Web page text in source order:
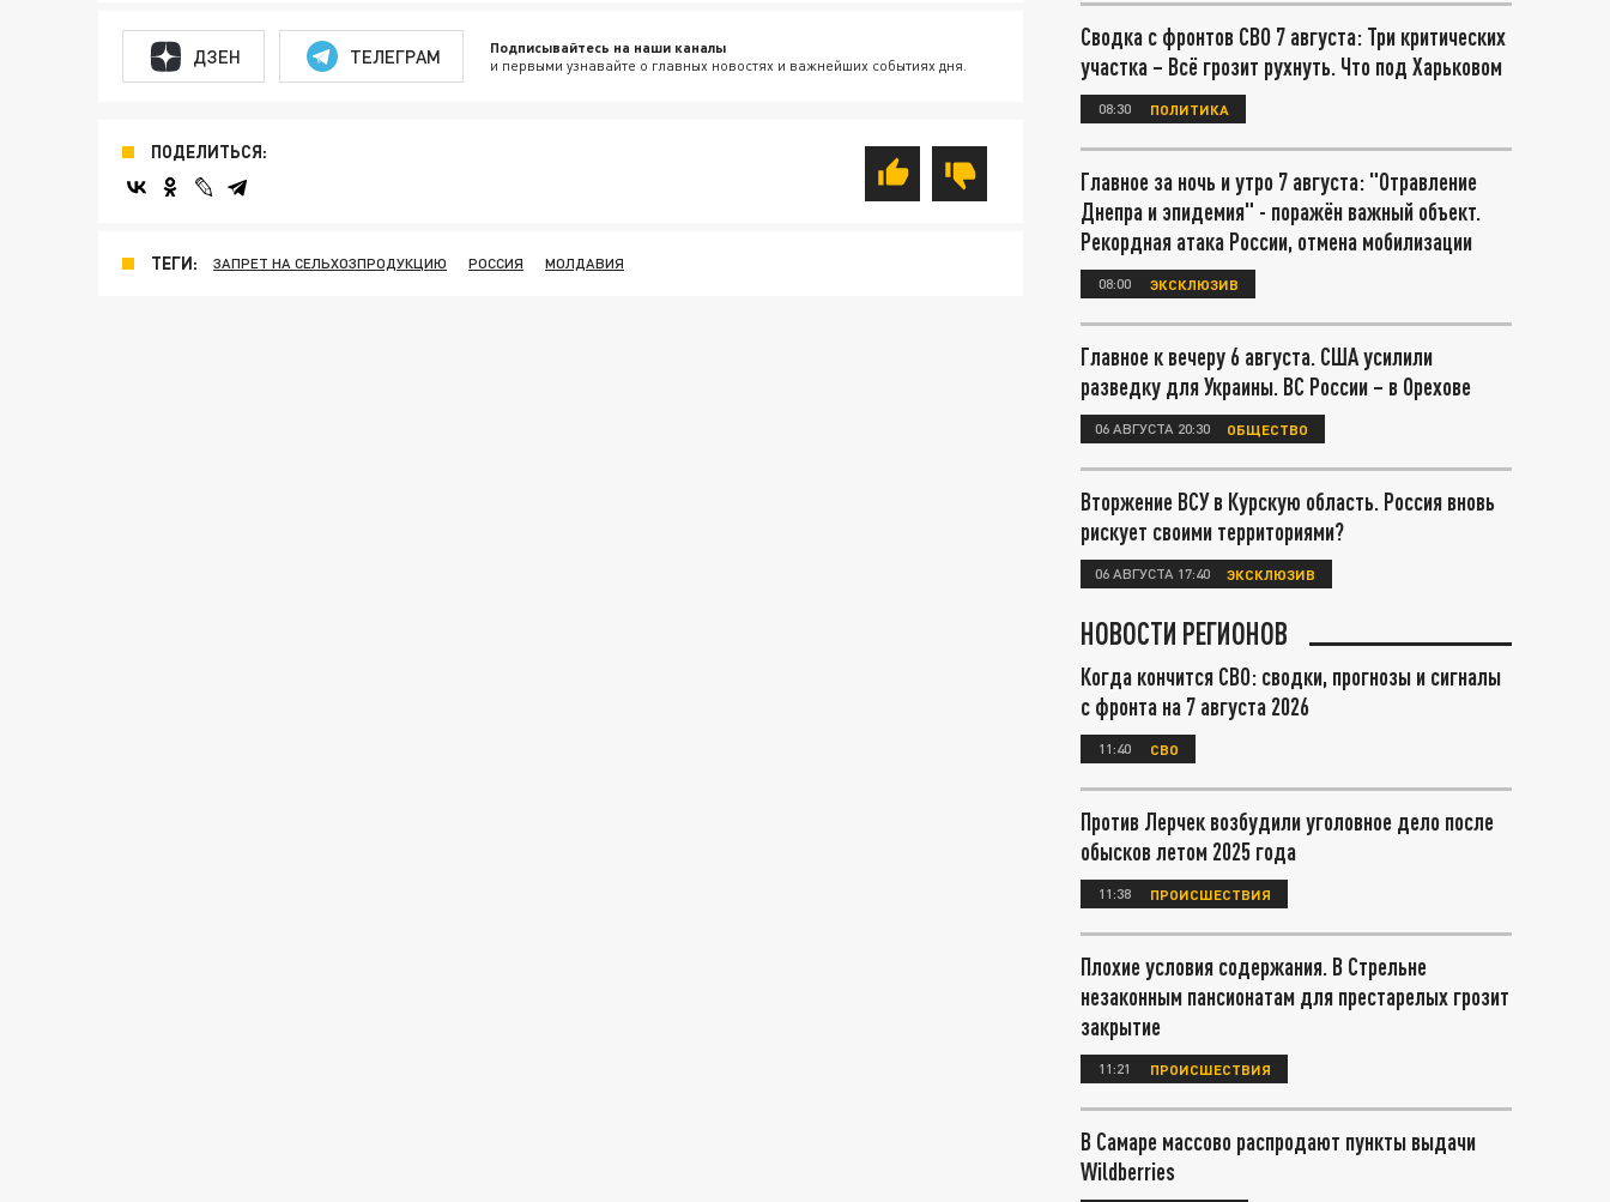
ДЗЕН ТЕЛЕГРАМ Подписывайтесь на наши каналы
и первыми узнавайте о главных новостях и важнейших событиях дня.
ПОДЕЛИТЬСЯ:
ТЕГИ: ЗАПРЕТ НА СЕЛЬХОЗПРОДУКЦИЮ РОССИЯ МОЛДАВИЯ
Сводка с фронтов СВО 7 августа: Три критических
участка – Всё грозит рухнуть. Что под Харьковом
08:30 ПОЛИТИКА
Главное за ночь и утро 7 августа: "Отравление
Днепра и эпидемия" - поражён важный объект.
Рекордная атака России, отмена мобилизации
08:00 ЭКСКЛЮЗИВ
Главное к вечеру 6 августа. США усилили
разведку для Украины. ВС России – в Орехове
06 АВГУСТА 20:30 ОБЩЕСТВО
Вторжение ВСУ в Курскую область. Россия вновь
рискует своими территориями?
06 АВГУСТА 17:40 ЭКСКЛЮЗИВ
НОВОСТИ РЕГИОНОВ
Когда кончится СВО: сводки, прогнозы и сигналы
с фронта на 7 августа 2026
11:40 СВО
Против Лерчек возбудили уголовное дело после
обысков летом 2025 года
11:38 ПРОИСШЕСТВИЯ
Плохие условия содержания. В Стрельне
незаконным пансионатам для престарелых грозит
закрытие
11:21 ПРОИСШЕСТВИЯ
В Самаре массово распродают пункты выдачи
Wildberries